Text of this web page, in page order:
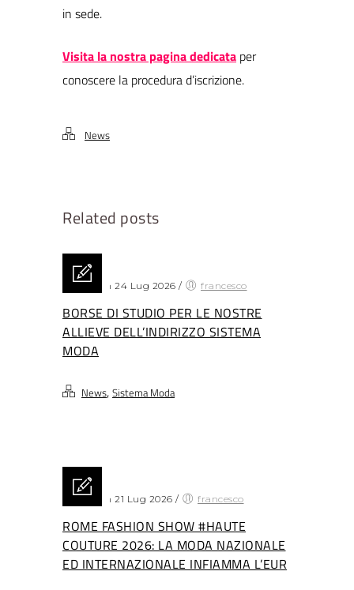
in sede.
Visita la nostra pagina dedicata per
conoscere la procedura d’iscrizione.
News
Related posts
Posted on 24 Lug 2026 / francesco
BORSE DI STUDIO PER LE NOSTRE
ALLIEVE DELL’INDIRIZZO SISTEMA
MODA
News, Sistema Moda
Posted on 21 Lug 2026 / francesco
ROME FASHION SHOW #HAUTE
COUTURE 2026: LA MODA NAZIONALE
ED INTERNAZIONALE INFIAMMA L’EUR